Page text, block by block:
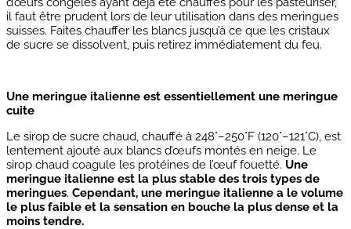
il faut être prudent lors de leur utilisation dans des meringues
suisses. Faites chauffer les blancs jusqu’à ce que les cristaux
de sucre se dissolvent, puis retirez immédiatement du feu.
Une meringue italienne est essentiellement une meringue
cuite
Le sirop de sucre chaud, chauffé à 248°–250°F (120°–121°C), est
lentement ajouté aux blancs d’œufs montés en neige. Le
sirop chaud coagule les protéines de l’œuf fouetté. Une
meringue italienne est la plus stable des trois types de
meringues. Cependant, une meringue italienne a le volume
le plus faible et la sensation en bouche la plus dense et la
moins tendre.